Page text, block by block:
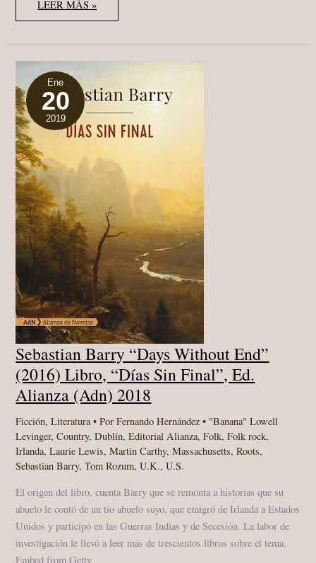
ALAN
MUNSON
“ONE
JOURNEY
1979”
COMPILATION,
CD,
LP,
DIGITAL
ALBUM
SUNDAZED
MODERN
HARMONIC
RECORDS,
2018
LEER MÁS »
Ene
20
2019
Sebastian Barry “Days Without End”
(2016) Libro, “Días Sin Final”, Ed.
Alianza (Adn) 2018
Ficción,Literatura• PorFernando Hernández• "Banana" Lowell
Levinger,Country,Dublín,Editorial Alianza,Folk,Folk rock,
Irlanda,Laurie Lewis,Martin Carthy,Massachusetts,Roots,
Sebastian Barry,Tom Rozum,U.K.,U.S.
El origen del libro, cuenta Barry que se remonta a historias que su
abuelo le contó de un tío abuelo suyo, que emigró de Irlanda a Estados
Unidos y participó en las Guerras Indias y de Secesión. La labor de
investigación le llevó a leer más de trescientos libros sobre el tema.
Embed from Getty